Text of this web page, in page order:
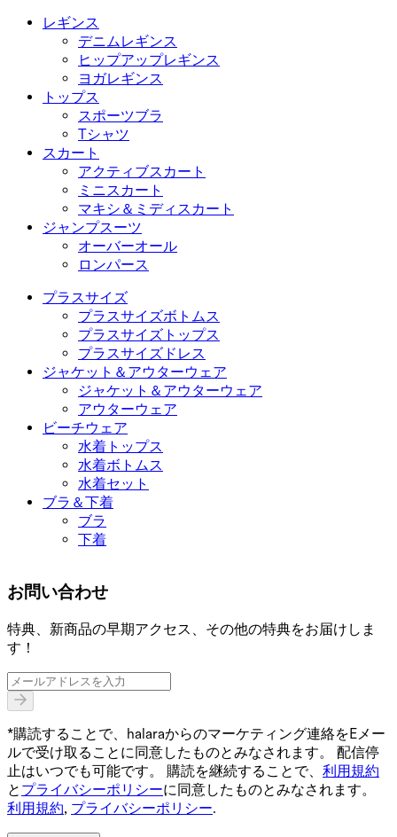
レギンス
デニムレギンス
ヒップアップレギンス
ヨガレギンス
トップス
スポーツブラ
Tシャツ
スカート
アクティブスカート
ミニスカート
マキシ＆ミディスカート
ジャンプスーツ
オーバーオール
ロンパース
プラスサイズ
プラスサイズボトムス
プラスサイズトップス
プラスサイズドレス
ジャケット＆アウターウェア
ジャケット＆アウターウェア
アウターウェア
ビーチウェア
水着トップス
水着ボトムス
水着セット
ブラ＆下着
ブラ
下着
お問い合わせ
特典、新商品の早期アクセス、その他の特典をお届けしま
す！
*購読することで、halaraからのマーケティング連絡をEメー
ルで受け取ることに同意したものとみなされます。 配信停
止はいつでも可能です。 購読を継続することで、 利用規約
と プライバシーポリシーに同意したものとみなされます。
利用規約, プライバシーポリシー.